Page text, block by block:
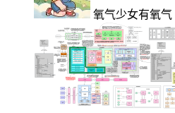
氧气少女有氧气